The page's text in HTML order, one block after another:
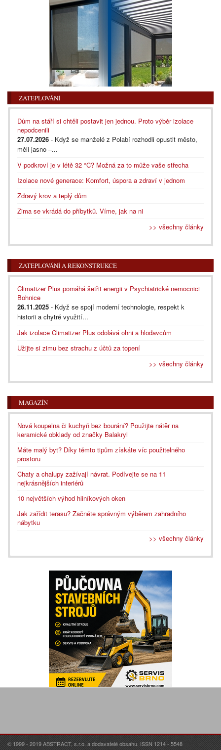
ZATEPLOVÁNÍ
Dům na stáří si chtěli postavit jen jednou. Proto výběr izolace
nepodcenili
27.07.2026 - Když se manželé z Polabí rozhodli opustit město,
měli jasno –...
V podkroví je v létě 32 °C? Možná za to může vaše střecha
Izolace nové generace: Komfort, úspora a zdraví v jednom
Zdravý krov a teplý dům
Zima se vkrádá do příbytků. Víme, jak na ni
>> všechny články
ZATEPLOVÁNÍ A REKONSTRUKCE
Climatizer Plus pomáhá šetřit energii v Psychiatrické nemocnici
Bohnice
26.11.2025 - Když se spojí moderní technologie, respekt k
historii a chytré využití...
Jak izolace Climatizer Plus odolává ohni a hlodavcům
Užijte si zimu bez strachu z účtů za topení
>> všechny články
MAGAZÍN
Nová koupelna či kuchyň bez bourání? Použijte nátěr na
keramické obklady od značky Balakryl
Máte malý byt? Díky těmto tipům získáte víc použitelného
prostoru
Chaty a chalupy zažívají návrat. Podívejte se na 11
nejkrásnějších interiérů
10 největších výhod hliníkových oken
Jak zařídit terasu? Začněte správným výběrem zahradního
nábytku
>> všechny články
© 1999 - 2019 ABSTRACT, s.r.o. a dodavatelé obsahu. ISSN 1214 - 5548